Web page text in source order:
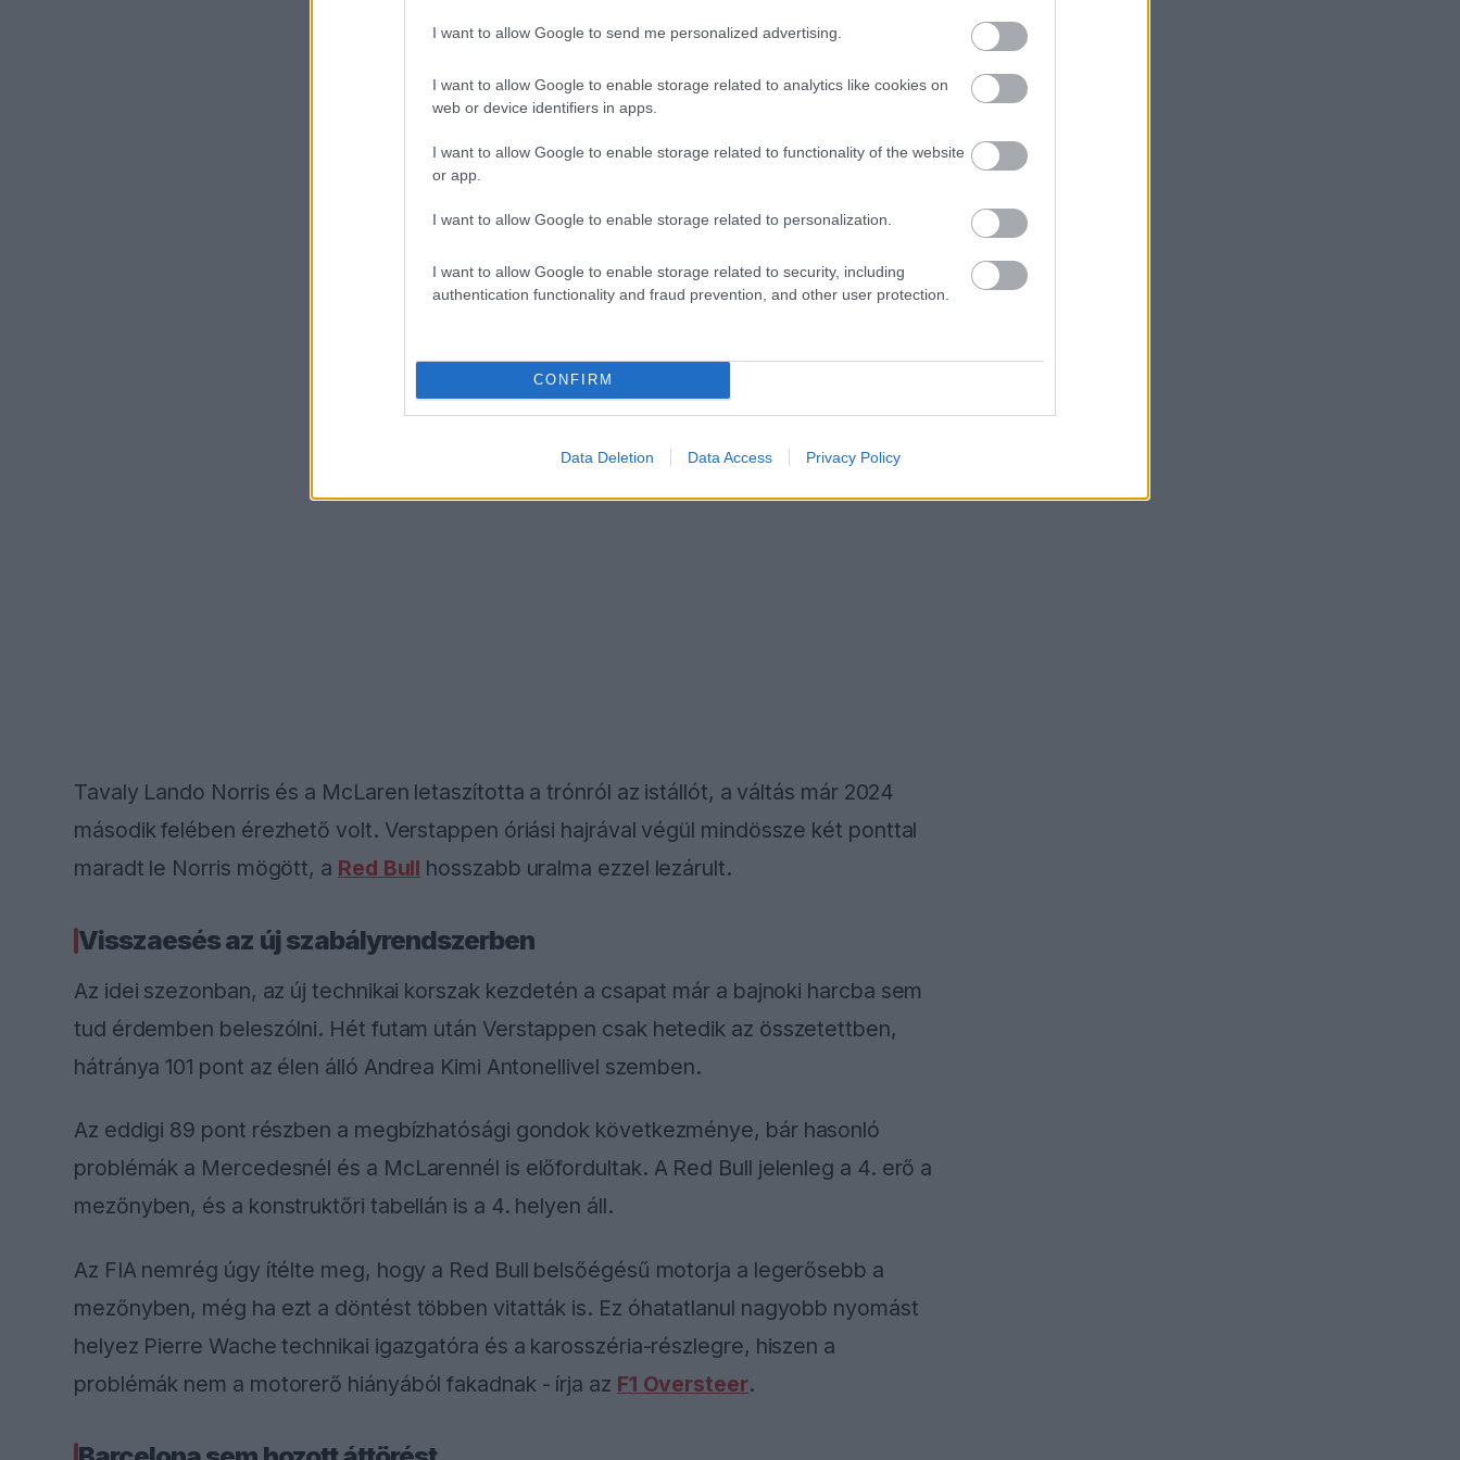
I want to allow Google to send me personalized advertising.
I want to allow Google to enable storage related to analytics like cookies on
web or device identifiers in apps.
I want to allow Google to enable storage related to functionality of the website
or app.
I want to allow Google to enable storage related to personalization.
I want to allow Google to enable storage related to security, including
authentication functionality and fraud prevention, and other user protection.
CONFIRM
Data Deletion Data Access Privacy Policy
Tavaly Lando Norris és a McLaren letaszította a trónról az istállót, a váltás már 2024
második felében érezhető volt. Verstappen óriási hajrával végül mindössze két ponttal
maradt le Norris mögött, a Red Bull hosszabb uralma ezzel lezárult.
Visszaesés az új szabályrendszerben
Az idei szezonban, az új technikai korszak kezdetén a csapat már a bajnoki harcba sem
tud érdemben beleszólni. Hét futam után Verstappen csak hetedik az összetettben,
hátránya 101 pont az élen álló Andrea Kimi Antonellivel szemben.
Az eddigi 89 pont részben a megbízhatósági gondok következménye, bár hasonló
problémák a Mercedesnél és a McLarennél is előfordultak. A Red Bull jelenleg a 4. erő a
mezőnyben, és a konstruktőri tabellán is a 4. helyen áll.
Az FIA nemrég úgy ítélte meg, hogy a Red Bull belsőégésű motorja a legerősebb a
mezőnyben, még ha ezt a döntést többen vitatták is. Ez óhatatlanul nagyobb nyomást
helyez Pierre Wache technikai igazgatóra és a karosszéria-részlegre, hiszen a
problémák nem a motorerő hiányából fakadnak - írja az F1 Oversteer.